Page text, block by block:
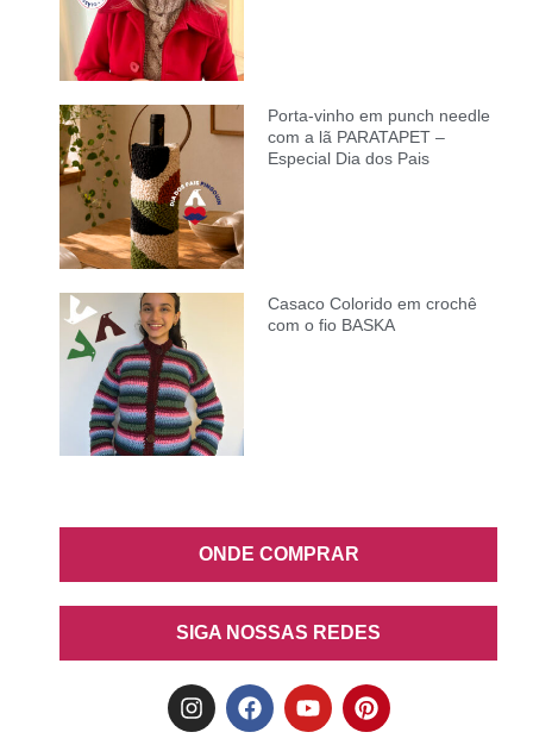
Porta-vinho em punch needle
com a lã PARATAPET –
Especial Dia dos Pais
Casaco Colorido em crochê
com o fio BASKA
ONDE COMPRAR
SIGA NOSSAS REDES